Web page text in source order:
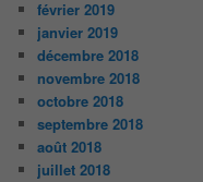
février 2019
janvier 2019
décembre 2018
novembre 2018
octobre 2018
septembre 2018
août 2018
juillet 2018